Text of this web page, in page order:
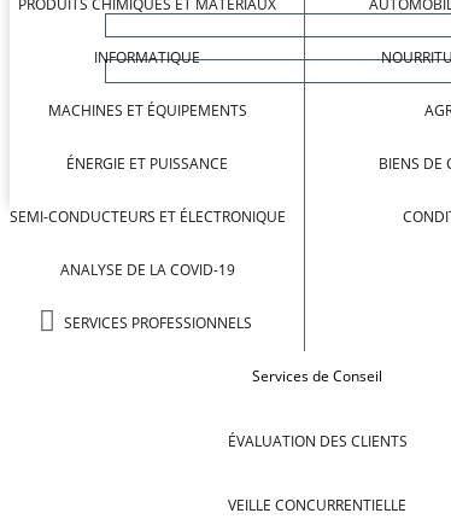
PRODUITS CHIMIQUES ET MATÉRIAUX
INFORMATIQUE
MACHINES ET ÉQUIPEMENTS
ÉNERGIE ET PUISSANCE
SEMI-CONDUCTEURS ET ÉLECTRONIQUE
ANALYSE DE LA COVID-19
SERVICES PROFESSIONNELS
BIENS DE
Services de Conseil
ÉVALUATION DES CLIENTS
VEILLE CONCURRENTIELLE